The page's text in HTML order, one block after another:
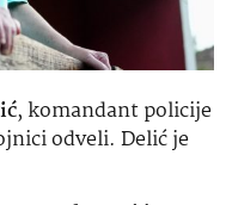
, komandant policije
odveli. Delić je